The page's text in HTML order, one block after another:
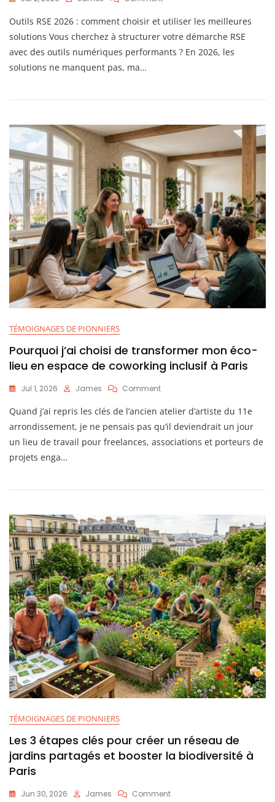
Outils
Numériques
Piloter
En
Outils RSE 2026 : comment choisir et utiliser les meilleures
solutions Vous cherchez à structurer votre démarche RSE
avec des outils numériques performants ? En 2026, les
solutions ne manquent pas, ma…
TÉMOIGNAGES DE PIONNIERS
Pourquoi j’ai choisi de transformer mon éco-
lieu en espace de coworking inclusif à Paris
Jul 1, 2026 James CommentOn
J’ai
Choisi
Transformer
En
De
Coworking
Inclusif
À
Paris
Quand j’ai repris les clés de l’ancien atelier d’artiste du 11e
arrondissement, je ne pensais pas qu’il deviendrait un jour
un lieu de travail pour freelances, associations et porteurs de
projets enga…
TÉMOIGNAGES DE PIONNIERS
Les 3 étapes clés pour créer un réseau de
jardins partagés et booster la biodiversité à
Paris
Jun 30, 2026 James CommentOn